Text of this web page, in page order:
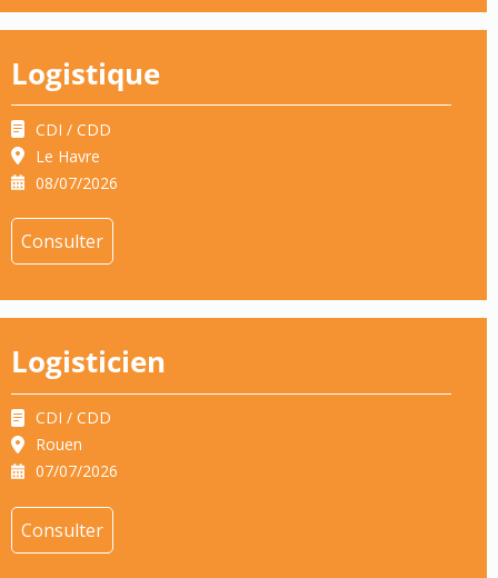
Logistique
CDI / CDD
Le Havre
08/07/2026
Consulter
Logisticien
CDI / CDD
Rouen
07/07/2026
Consulter